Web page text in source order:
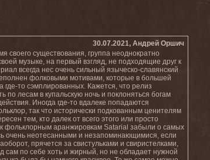
30.07.2021, Андрей Оршич
своего существования, группа неоднократно
музыке, на первый взгляд, не подходящие друг к
всегда нес очень сильный языческо-славянский
фолковыми мотивами, которые в большей
то сэмплированных. Кажется, что релиз
по лесам в купальскую ночь и поклоняться богам
Иногда где-то вдалеке попадаются
так что исторически подкованным ценителям
тем, кто далек от всего этого или просто
фольклорным аранжировкам Satarial забыли о самых
очень неотесанными и незапоминающимися, если
прячется за свистульками и свиристелками,
по себе хоть и жирный, но не обладает нужной